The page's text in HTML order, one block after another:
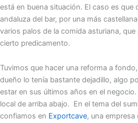
está en buena situación. El caso es que
andaluza del bar, por una más
varios palos de la comida asturiana,
cierto predicamento.
Tuvimos que hacer una reforma a
dueño lo tenía bastante dejadillo, algo
estar en sus últimos años en el
local de arriba abajo. En el tema del
confiamos en Exportcave, una empresa